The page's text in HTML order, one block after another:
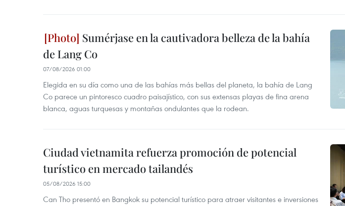
Sumérjase en la cautivadora belleza de la bahía
de Lang Co
07/08/2026 01:00
Elegida en su día como una de las bahías más bellas del planeta, la bahía de Lang
Co parece un pintoresco cuadro paisajístico, con sus extensas playas de fina arena
blanca, aguas turquesas y montañas ondulantes que la rodean.
Ciudad vietnamita refuerza promoción de potencial
turístico en mercado tailandés
05/08/2026 15:00
Can Tho presentó en Bangkok su potencial turístico para atraer visitantes e inversiones